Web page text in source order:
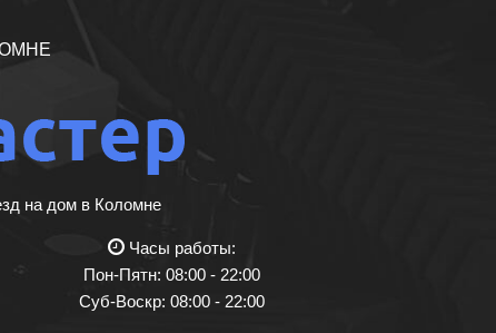
на дом в Коломне
Часы работы:
Пон-Пятн: 08:00 - 22:00
Суб-Воскр: 08:00 - 22:00